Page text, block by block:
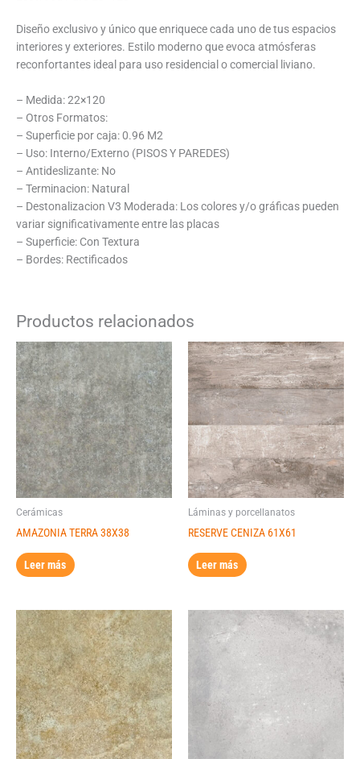
Diseño exclusivo y único que enriquece cada uno de tus espacios
interiores y exteriores. Estilo moderno que evoca atmósferas
reconfortantes ideal para uso residencial o comercial liviano.
– Medida: 22×120
– Otros Formatos:
– Superficie por caja: 0.96 M2
– Uso: Interno/Externo (PISOS Y PAREDES)
– Antideslizante: No
– Terminacion: Natural
– Destonalizacion V3 Moderada: Los colores y/o gráficas pueden
variar significativamente entre las placas
– Superficie: Con Textura
– Bordes: Rectificados
Productos relacionados
Cerámicas
AMAZONIA TERRA 38X38
Leer más
Láminas y porcellanatos
RESERVE CENIZA 61X61
Leer más